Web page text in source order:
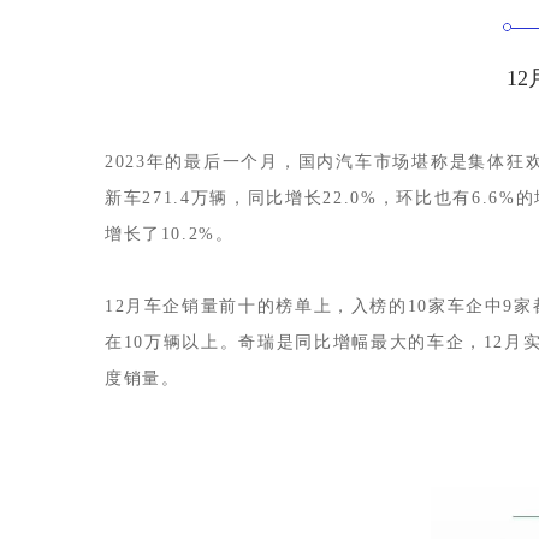
12
2023年的最后一个月，国内汽车市场堪称是集体
新车271.4万辆，同比增长22.0%，环比也有6.6%
增长了10.2%。
12月车企销量前十的榜单上，入榜的10家车企中9
在10万辆以上。奇瑞是同比增幅最大的车企，12月
度销量。